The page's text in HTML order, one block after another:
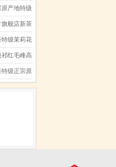
螺
1915系列
华老字号
螺300g+祁
品袋】
产地特级
华老字号
红香螺
舰店新茶
自饮待客
峰
1915系列
级茉莉花
长辈父母
红80g（特
红毛峰高
辈父母小
级正宗原
待客送礼